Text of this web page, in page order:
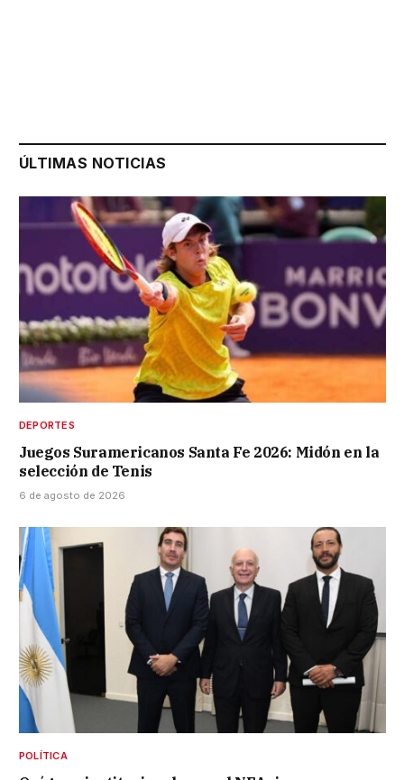
ÚLTIMAS NOTICIAS
DEPORTES
Juegos Suramericanos Santa Fe 2026: Midón en la
selección de Tenis
6 de agosto de 2026
POLÍTICA